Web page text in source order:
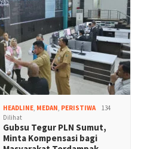
HEADLINE, MEDAN, PERISTIWA
134
Dilihat
Gubsu Tegur PLN Sumut,
Minta Kompensasi bagi